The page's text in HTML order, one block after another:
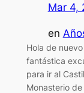
Mar 4,
en
Hola de
fantástica
para ir al
Monasterio